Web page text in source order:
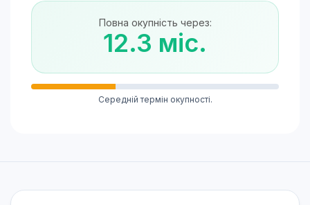
Повна окупність через:
12.3 міс.
Середній термін окупності.